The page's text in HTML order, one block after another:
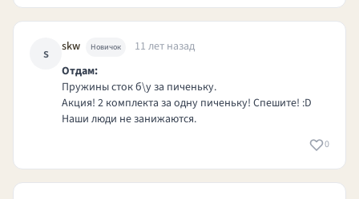
s skw Новичок
11 лет назад
Отдам:
Пружины сток б\у за пиченьку.
Акция! 2 комплекта за одну пиченьку! Спешите! :D
Наши люди не занижаются.
0